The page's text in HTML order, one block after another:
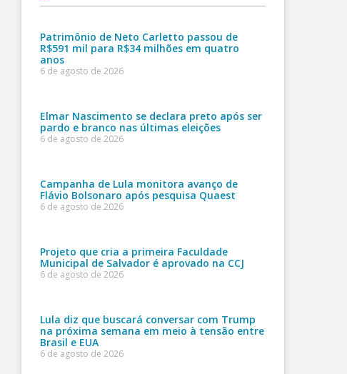
Patrimônio de Neto Carletto passou de
R$591 mil para R$34 milhões em quatro
anos
6 de agosto de 2026
Elmar Nascimento se declara preto após ser
pardo e branco nas últimas eleições
6 de agosto de 2026
Campanha de Lula monitora avanço de
Flávio Bolsonaro após pesquisa Quaest
6 de agosto de 2026
Projeto que cria a primeira Faculdade
Municipal de Salvador é aprovado na CCJ
6 de agosto de 2026
Lula diz que buscará conversar com Trump
na próxima semana em meio à tensão entre
Brasil e EUA
6 de agosto de 2026